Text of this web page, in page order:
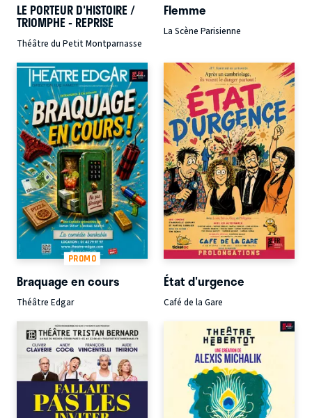
LE PORTEUR D'HISTOIRE /
TRIOMPHE - REPRISE
Théâtre du Petit Montparnasse
Flemme
La Scène Parisienne
PROMO
Braquage en cours
Théâtre Edgar
État d'urgence
Café de la Gare